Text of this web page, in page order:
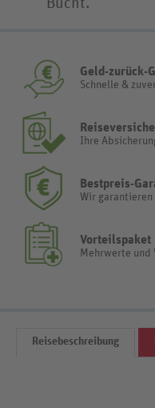
Bucht.
Geld-zurück-
Schnelle &
Ihre
Bestpreis-
Wir garantieren
Vorteilspaket
Mehrwerte
Reisebeschreibung